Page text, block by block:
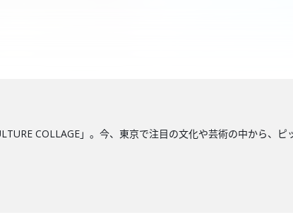
COLLAGE」。今、東京で注目の文化や芸術の中から、ピ